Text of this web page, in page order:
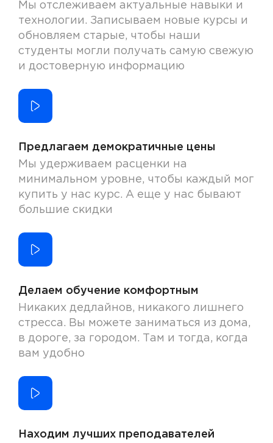
Мы отслеживаем актуальные навыки и
технологии. Записываем новые курсы и
обновляем старые, чтобы наши
студенты могли получать самую свежую
и достоверную информацию
Предлагаем демократичные цены
Мы удерживаем расценки на
минимальном уровне, чтобы каждый мог
купить у нас курс. А еще у нас бывают
большие скидки
Делаем обучение комфортным
Никаких дедлайнов, никакого лишнего
стресса. Вы можете заниматься из дома,
в дороге, за городом. Там и тогда, когда
вам удобно
Находим лучших преподавателей